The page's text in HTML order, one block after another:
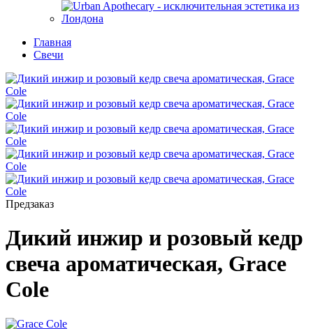
Главная
Свечи
Предзаказ
Дикий инжир и розовый кедр
свеча ароматическая, Grace
Cole